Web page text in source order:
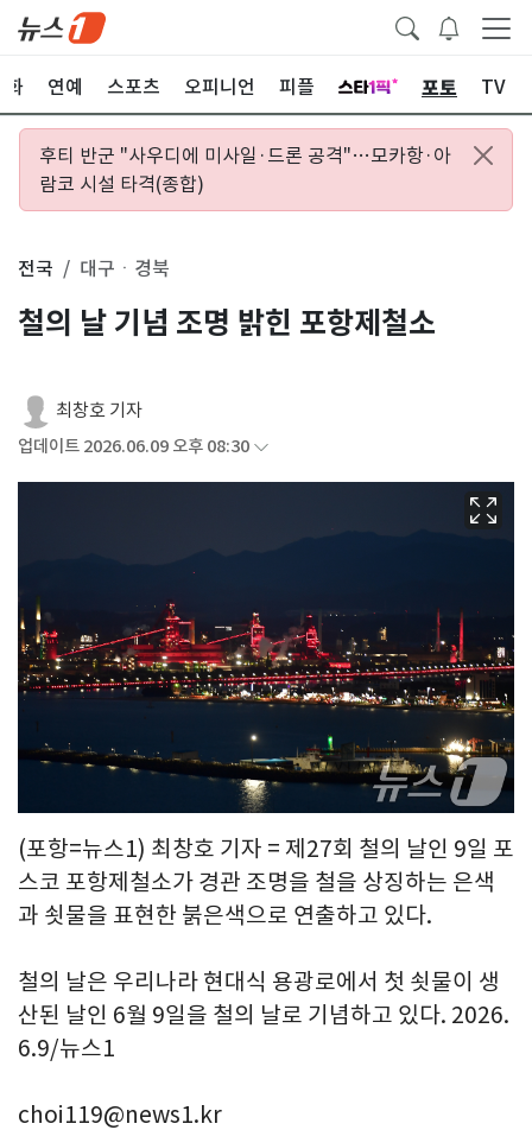
화 연예 스포츠 오피니언 피플 포토 TV
후티 반군 "사우디에 미사일·드론 공격"…모카항·아
람코 시설 타격(종합)
전국 대구ㆍ경북
철의 날 기념 조명 밝힌 포항제철소
최창호 기자
업데이트 2026.06.09 오후 08:30
(포항=뉴스1) 최창호 기자 = 제27회 철의 날인 9일 포
스코 포항제철소가 경관 조명을 철을 상징하는 은색
과 쇳물을 표현한 붉은색으로 연출하고 있다.
철의 날은 우리나라 현대식 용광로에서 첫 쇳물이 생
산된 날인 6월 9일을 철의 날로 기념하고 있다. 2026.
6.9/뉴스1
choi119@news1.kr